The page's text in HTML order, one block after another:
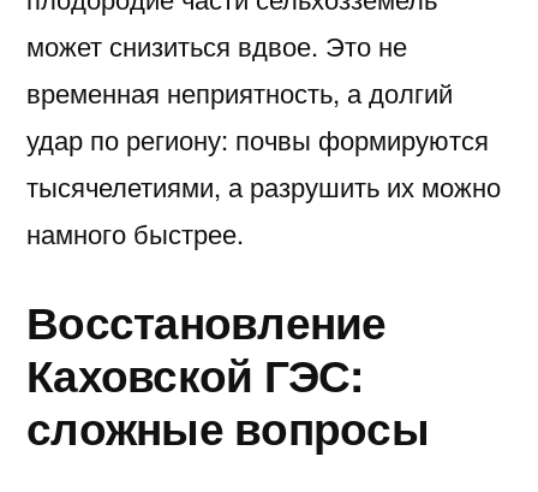
может снизиться вдвое. Это не
временная неприятность, а долгий
удар по региону: почвы формируются
тысячелетиями, а разрушить их можно
намного быстрее.
Восстановление
Каховской ГЭС:
сложные вопросы